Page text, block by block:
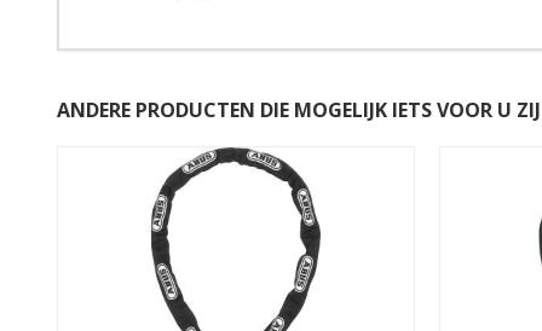
ANDERE PRODUCTEN DIE MOGELIJK IETS VOOR U